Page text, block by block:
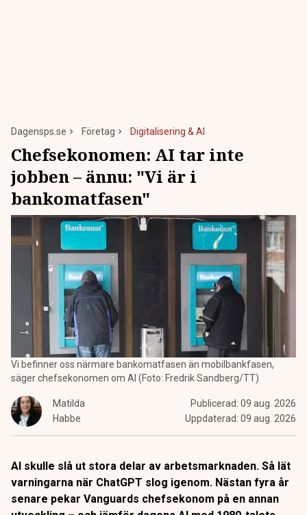
Dagensps.se Företag Digitalisering & AI
Chefsekonomen: AI tar inte
jobben – ännu: "Vi är i
bankomatfasen"
Vi befinner oss närmare bankomatfasen än mobilbankfasen,
säger chefsekonomen om AI (Foto: Fredrik Sandberg/TT)
Matilda
Habbe
Publicerad: 09 aug. 2026
Uppdaterad: 09 aug. 2026
AI skulle slå ut stora delar av arbetsmarknaden. Så lät
varningarna när ChatGPT slog igenom. Nästan fyra år
senare pekar Vanguards chefsekonom på en annan